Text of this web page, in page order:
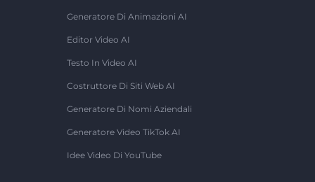
Generatore Di Animazioni AI
Editor Video AI
Testo In Video AI
Costruttore Di Siti Web AI
Generatore Di Nomi Aziendali
Generatore Video TikTok AI
Idee Video Di YouTube